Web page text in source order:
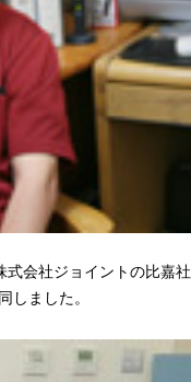
式会社ジョイントの比嘉社
しました。